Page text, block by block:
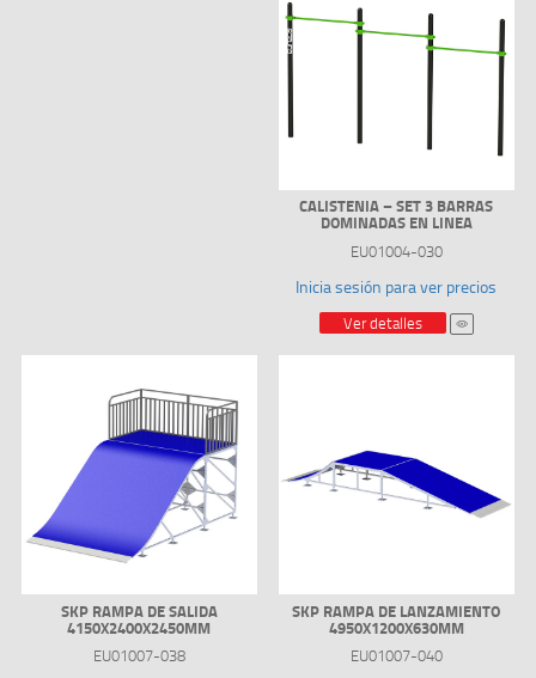
CALISTENIA – SET 3 BARRAS
DOMINADAS EN LINEA
EU01004-030
Inicia sesión para ver precios
Ver detalles
SKP RAMPA DE SALIDA
4150X2400X2450MM
EU01007-038
SKP RAMPA DE LANZAMIENTO
4950X1200X630MM
EU01007-040